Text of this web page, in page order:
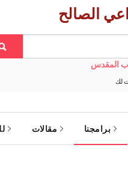
الصالح
المقدس
لك
برامجنا مقالات